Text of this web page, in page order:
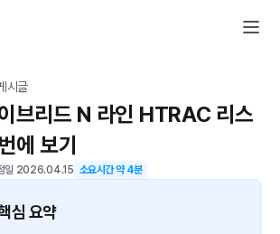
시글
브리드 N 라인 HTRAC 리스
에 보기
일 2026.04.15 소요시간 약4분
심 요약